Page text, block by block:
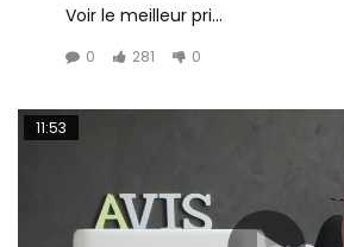
Voir le meilleur pri...
0 281 0
11:53